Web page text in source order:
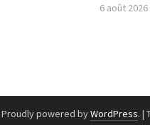
6 août 2026
Proudly powered byWordPress. |